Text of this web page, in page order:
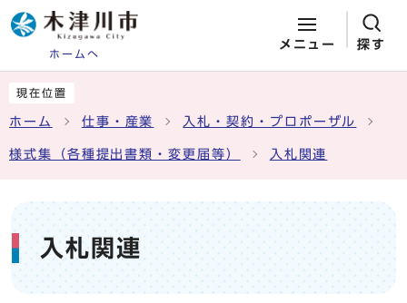
ホームへ
メニュー 探す
現在位置
ホーム 仕事・産業 入札・契約・プロポーザル
様式集（各種提出書類・変更届等） 入札関連
入札関連